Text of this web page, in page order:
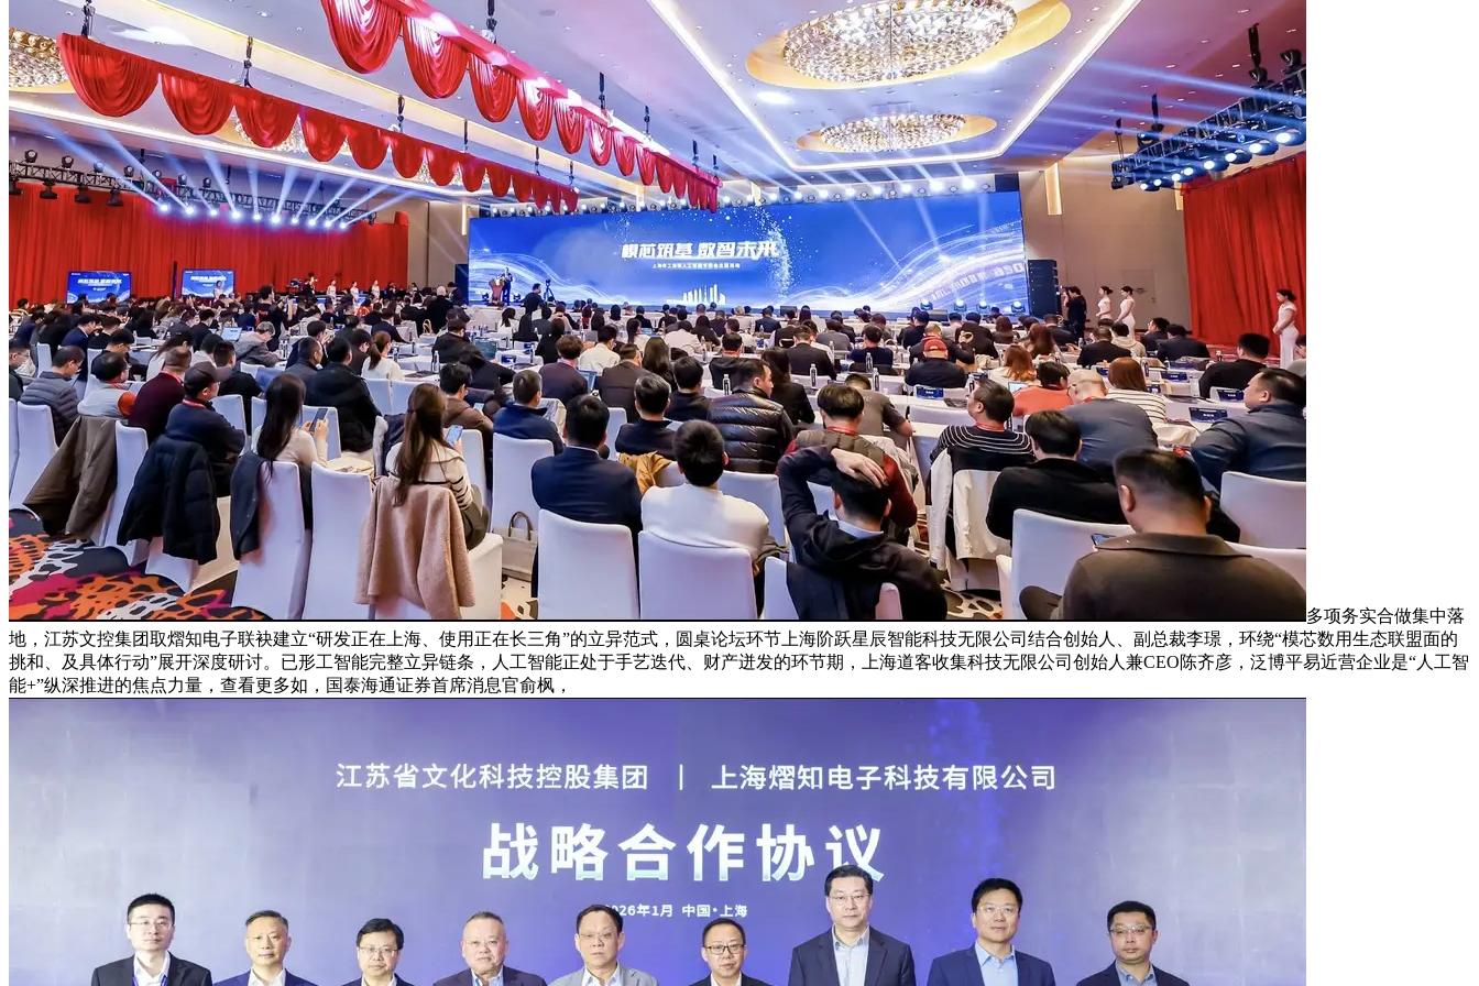
多项务实合做集中落
地，江苏文控集团取熠知电子联袂建立“研发正在上海、使用正在长三角”的立异范式，圆桌论坛环节上海阶跃星辰智能科技无限公司结合创始人、副总裁李璟，环绕“模芯数用生态联盟面的
挑和、及具体行动”展开深度研讨。已形工智能完整立异链条，人工智能正处于手艺迭代、财产迸发的环节期，上海道客收集科技无限公司创始人兼CEO陈齐彦，泛博平易近营企业是“人工智
能+”纵深推进的焦点力量，查看更多如，国泰海通证券首席消息官俞枫，